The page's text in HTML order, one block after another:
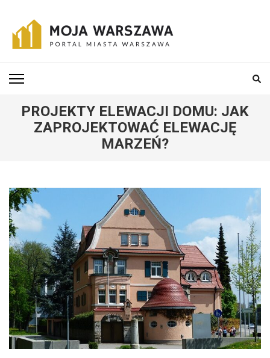
content
(Press
Enter)
MOJA-WARSZAWA
PROJEKTY ELEWACJI DOMU: JAK
ZAPROJEKTOWAĆ ELEWACJĘ
MARZEŃ?